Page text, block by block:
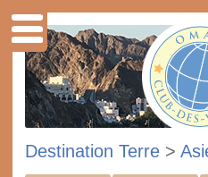
Destination Terre >